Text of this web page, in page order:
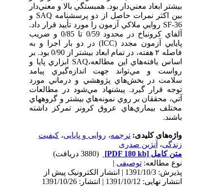
بيشتر ابعاد معني‌دار بود. همبستگي بالا و معني‌دار
بين اکثر نمرات حاصل از دو پرسشنامه SAQ و
SF-36 روايي ملاکي آزمون را مورد تأييد قرار داد.
آلفاي کرونباخ در محدود 0/59 تا 0/85 و ضريب
پايايي آزمون مجدد (ICC) در دو بار اجرا و به
فاصله ۲ هفته، در تمام ابعاد بيشتر از 0/90 بود. بر
اساس يافته‌هاي اين مطالعه،SAQ ابزاري پايا و
رواست و مي‌تواند جهت اندازه‌گيري پيامد
سلامت در بخش‌هاي پژوهشي و درماني مورد
توجه قرار گيرد. پيشنهاد مي‌شود در مطالعات
آتي، محققان بر روي نمونه‌هاي بيشتر و گروههاي
مختلف بيماري‌هاي عروق کرونر تمرکز داشته
باشند.
واژه‌های کلیدی:ترجمه،روایی و پایایی،کیفیت
زندگی،آنژین صدری
متن کامل[PDF 180 kb]
نوع مطالعه:توصیفی|
پذیرش: 1391/10/3 | انتشار الکترونیک پیش از
انتشار نهایی: 1391/10/12 | انتشار: 1391/10/26